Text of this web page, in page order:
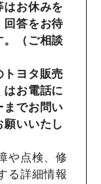
はお休みを
回答をお待
。（ご相談
トヨタ販売
はお電話に
までお問い
いいたし
や点検、修
る詳細情報